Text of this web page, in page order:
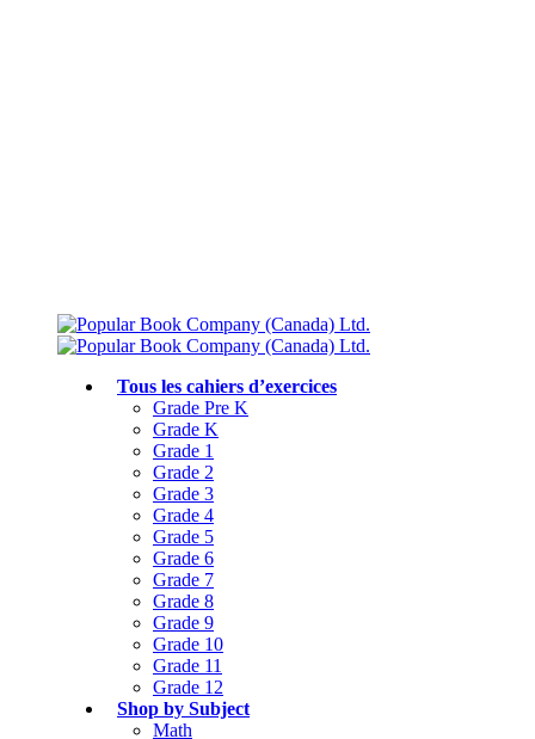
Tous les cahiers d’exercices
Grade Pre K
Grade K
Grade 1
Grade 2
Grade 3
Grade 4
Grade 5
Grade 6
Grade 7
Grade 8
Grade 9
Grade 10
Grade 11
Grade 12
Shop by Subject
Math